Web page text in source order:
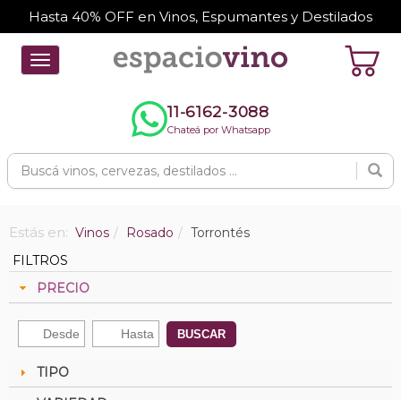
Hasta 40% OFF en Vinos, Espumantes y Destilados
Toggle
navigation
11-6162-3088
Chateá por Whatsapp
Estás en: Vinos Rosado
Torrontés
FILTROS
PRECIO
BUSCAR
TIPO